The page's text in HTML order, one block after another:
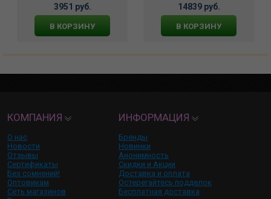
3951 руб.
В КОРЗИНУ
14839 руб.
В КОРЗИНУ
КОМПАНИЯ
О нас
Новости
Отзывы
Сертификаты
Без сомнений!
Оптовикам
Сеть магазинов
ИНФОРМАЦИЯ
Бренды
Новинки
Анонимность
Скидки и Акции
Доставка и оплата
Остерегайтесь подделок
Бесплатная доставка